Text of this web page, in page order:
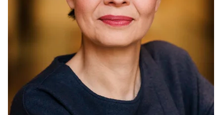
ÖVRIGA FORMAT
KONTAKT
PRESSKONTAKT
PEER REVIEW-PROCESSEN